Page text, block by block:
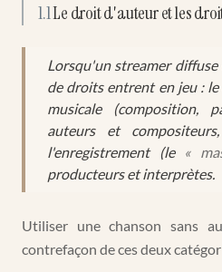
1.1Le droit d'auteur et les
Lorsqu'un streamer
de droits entrent en jeu :
musicale (composition,
auteurs et
l'enregistrement (le «
producteurs et interprètes.
Utiliser une chanson sans
contrefaçon de ces deux